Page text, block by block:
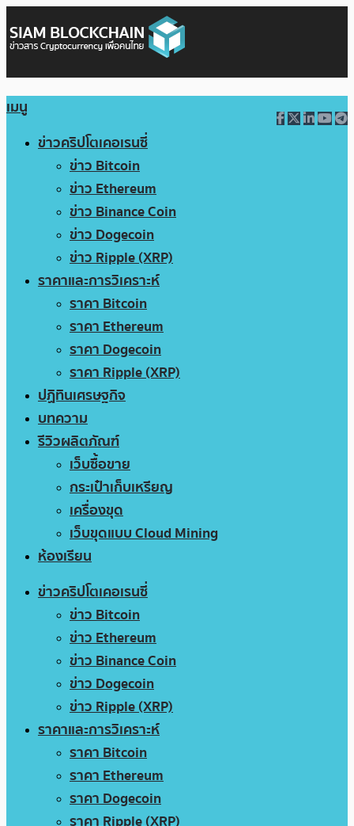
เมนู
ข่าวคริปโตเคอเรนซี่
ข่าว Bitcoin
ข่าว Ethereum
ข่าว Binance Coin
ข่าว Dogecoin
ข่าว Ripple (XRP)
ราคาและการวิเคราะห์
ราคา Bitcoin
ราคา Ethereum
ราคา Dogecoin
ราคา Ripple (XRP)
ปฏิทินเศรษฐกิจ
บทความ
รีวิวผลิตภัณฑ์
เว็บซื้อขาย
กระเป๋าเก็บเหรียญ
เครื่องขุด
เว็บขุดแบบ Cloud Mining
ห้องเรียน
ข่าวคริปโตเคอเรนซี่
ข่าว Bitcoin
ข่าว Ethereum
ข่าว Binance Coin
ข่าว Dogecoin
ข่าว Ripple (XRP)
ราคาและการวิเคราะห์
ราคา Bitcoin
ราคา Ethereum
ราคา Dogecoin